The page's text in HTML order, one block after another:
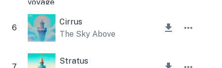
6
Cirrus
The Sky Above
Stratus